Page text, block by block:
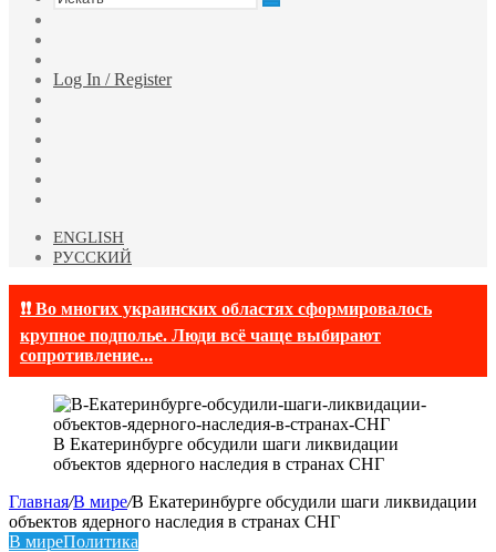
Искать
статья
Log In / Register
ENGLISH
РУССКИЙ
❗❗ Во многих украинских областях сформировалось
крупное подполье. Люди всё чаще выбирают
сопротивление...
В Екатеринбурге обсудили шаги ликвидации
объектов ядерного наследия в странах СНГ
Главная/В мире/В Екатеринбурге обсудили шаги ликвидации
объектов ядерного наследия в странах СНГ
В миреПолитика